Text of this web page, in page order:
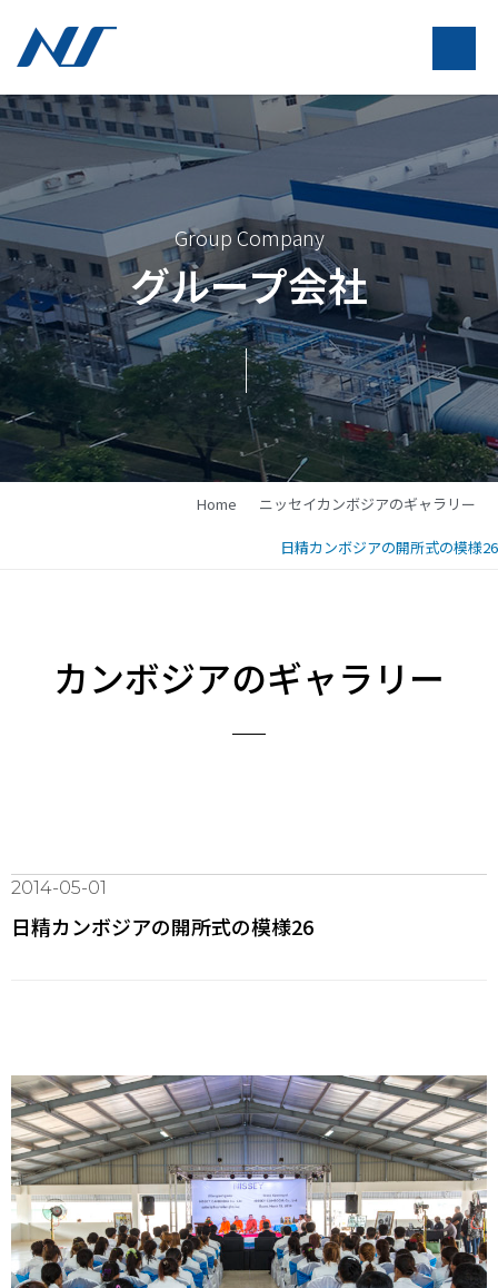
Group Company
グループ会社
Home ニッセイカンボジアのギャラリー
日精カンボジアの開所式の模様26
カンボジアのギャラリー
2014-05-01
日精カンボジアの開所式の模様26